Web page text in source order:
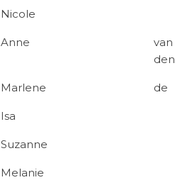
Nicole
Anne
van
den
Marlene de
Isa
Suzanne
Melanie